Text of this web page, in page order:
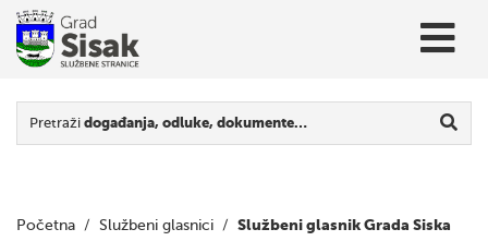
Pretraži događanja, odluke, dokumente…
Početna / Službeni glasnici / Službeni glasnik Grada Siska